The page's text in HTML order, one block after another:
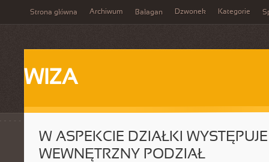
Strona główna Archiwum Bałagan Dzwonek Kategorie
WIZA
W ASPEKCIE DZIAŁKI WYSTĘPUJE
WEWNĘTRZNY PODZIAŁ